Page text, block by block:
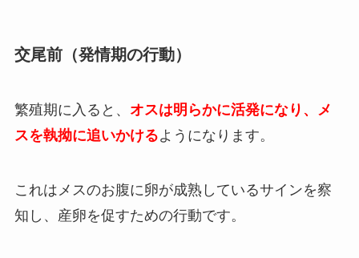
交尾前（発情期の行動）
繁殖期に入ると、 オスは明らかに活発になり、メ
スを執拗に追いかけるようになります。
これはメスのお腹に卵が成熟しているサインを察
知し、産卵を促すための行動です。